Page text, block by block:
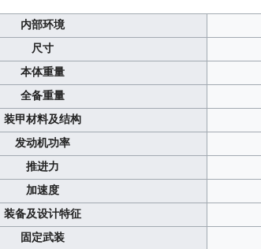
内部环境
尺寸
本体重量
全备重量
装甲材料及结构
发动机功率
推进力
加速度
装备及设计特征
固定武装